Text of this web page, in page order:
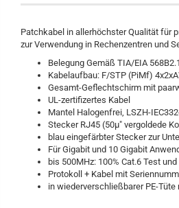
Patchkabel in allerhöchster Qualität für
zur Verwendung in Rechenzentren und
Belegung Gemäß TIA/EIA
Kabelaufbau: F/STP (PiMf)
Gesamt-Geflechtschirm mit
UL-zertifizertes Kabel
Mantel Halogenfrei, LSZH-
Stecker RJ45 (50µ" vergoldede
blau eingefärbter Stecker zur
Für Gigabit und 10 Gigabit
bis 500MHz: 100% Cat.6 Test
Protokoll + Kabel mit
in wiederverschließbarer PE-Tüte